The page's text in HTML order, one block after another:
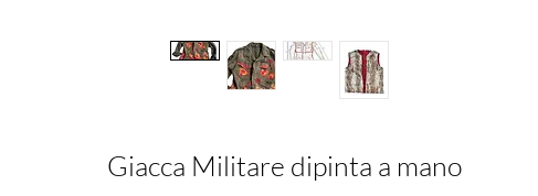
Giacca Militare dipinta a mano